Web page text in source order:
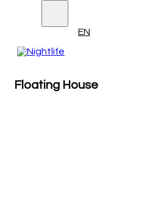
EN
Floating House